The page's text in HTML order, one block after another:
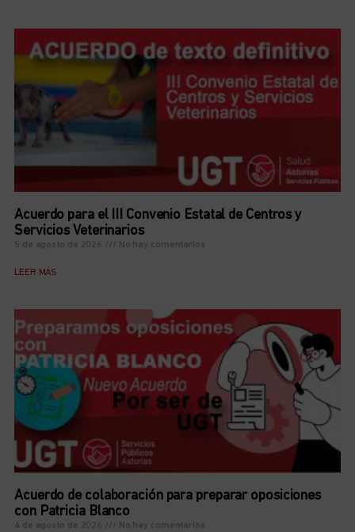
Acuerdo para el III Convenio Estatal de Centros y
Servicios Veterinarios
5 de agosto de 2026 No hay comentarios
LEER MÁS
Acuerdo de colaboración para preparar oposiciones
con Patricia Blanco
4 de agosto de 2026 No hay comentarios